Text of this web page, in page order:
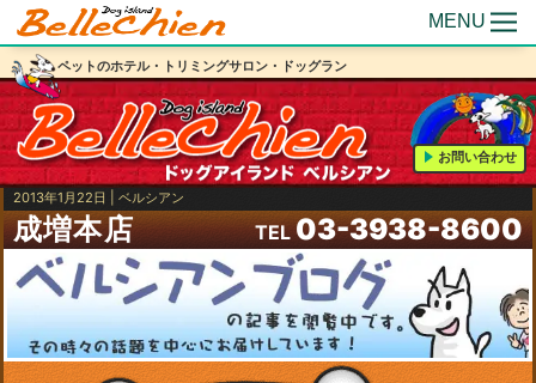
MENU
ペットのホテル・トリミングサロン・ドッグラン
お問い合わせ
2013年1月22日 | ベルシアン
成増本店 TEL 03-3938-8600